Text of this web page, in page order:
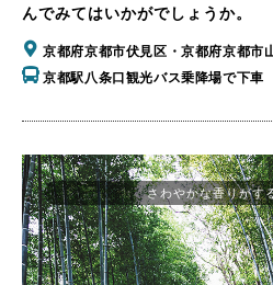
んでみてはいかがでしょうか。
京都府京都市伏見区・京都府京都市
京都駅八条口観光バス乗降場で下車
さわやかな香りがす